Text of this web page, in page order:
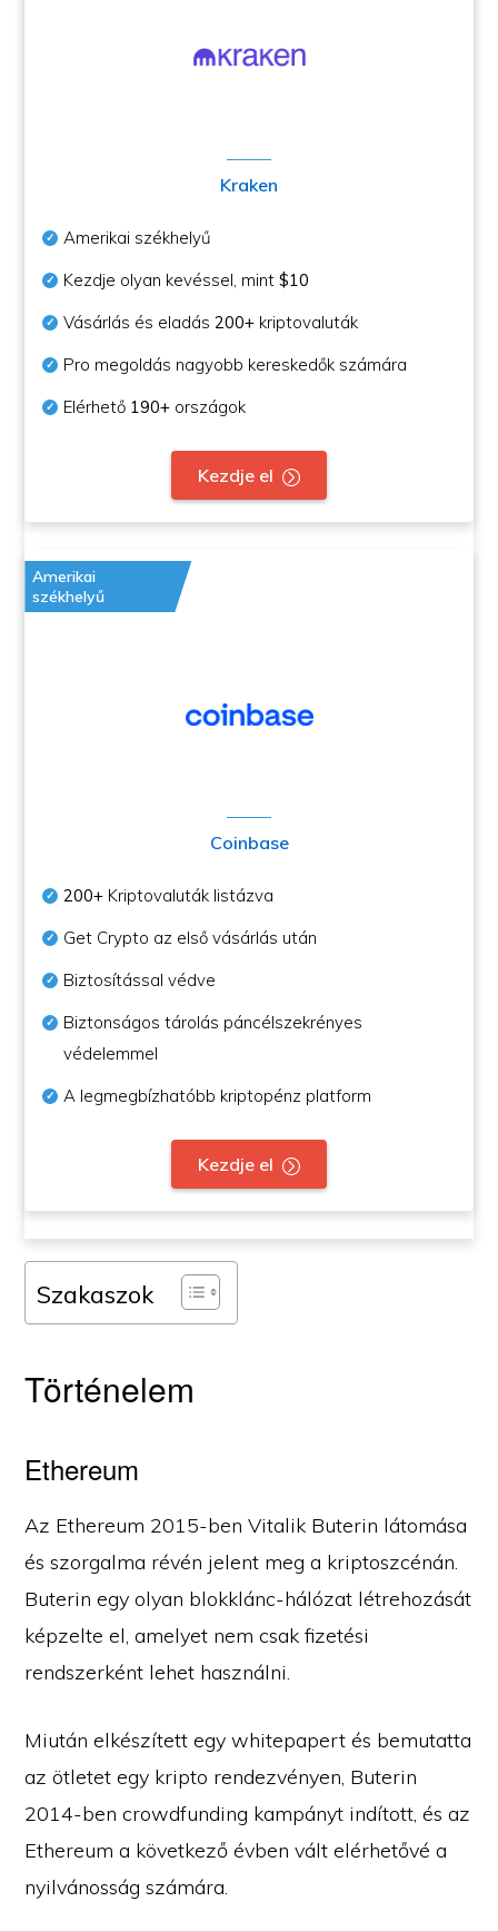
Kraken
Amerikai székhelyű
Kezdje olyan kevéssel, mint$10
Vásárlás és eladás200+ kriptovaluták
Pro megoldás nagyobb kereskedők számára
Elérhető 190+ országok
Kezdje el
Amerikai
székhelyű
Coinbase
200+ Kriptovaluták listázva
Get Crypto az első vásárlás után
Biztosítással védve
Biztonságos tárolás páncélszekrényes
védelemmel
A legmegbízhatóbb kriptopénz platform
Kezdje el
Szakaszok
Történelem
Ethereum
Az Ethereum 2015-ben Vitalik Buterin látomása
és szorgalma révén jelent meg a kriptoszcénán.
Buterin egy olyan blokklánc-hálózat létrehozását
képzelte el, amelyet nem csak fizetési
rendszerként lehet használni.
Miután elkészített egy whitepapert és bemutatta
az ötletet egy kripto rendezvényen, Buterin
2014-ben crowdfunding kampányt indított, és az
Ethereum a következő évben vált elérhetővé a
nyilvánosság számára.